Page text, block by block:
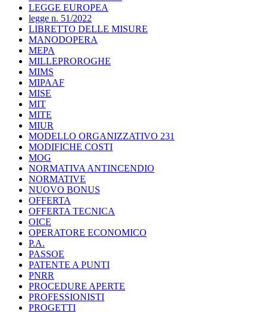
LEGGE EUROPEA
legge n. 51/2022
LIBRETTO DELLE MISURE
MANODOPERA
MEPA
MILLEPROROGHE
MIMS
MIPAAF
MISE
MIT
MITE
MIUR
MODELLO ORGANIZZATIVO 231
MODIFICHE COSTI
MOG
NORMATIVA ANTINCENDIO
NORMATIVE
NUOVO BONUS
OFFERTA
OFFERTA TECNICA
OICE
OPERATORE ECONOMICO
P.A.
PASSOE
PATENTE A PUNTI
PNRR
PROCEDURE APERTE
PROFESSIONISTI
PROGETTI